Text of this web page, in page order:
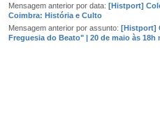
Mensagem anterior por data: [Histport]
Coimbra: História e Culto
Mensagem anterior por assunto: [Histport]
Freguesia do Beato" | 20 de maio às